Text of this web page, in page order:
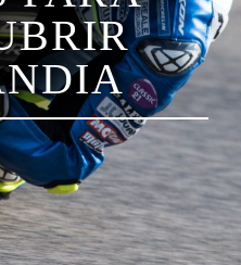
TATAY